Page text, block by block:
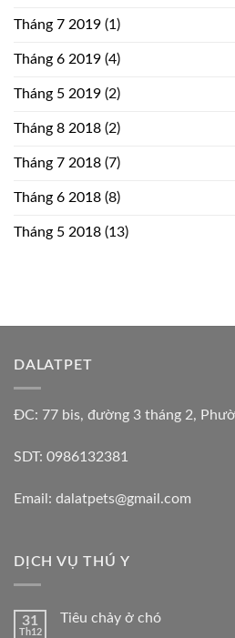
Tháng 7 2019 (1)
Tháng 6 2019 (4)
Tháng 5 2019 (2)
Tháng 8 2018 (2)
Tháng 7 2018 (7)
Tháng 6 2018 (8)
Tháng 5 2018 (13)
DALATPET
ĐC: 77 bis, đường 3 tháng 2,
SDT: 0986132381
Email: dalatpets@gmail.com
DỊCH VỤ THÚ Y
31
Th12
Tiêu chảy ở chó